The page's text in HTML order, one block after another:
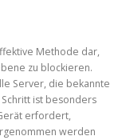
Methode dar,
zu blockieren.
Server, die bekannte
ist besonders
erfordert,
werden